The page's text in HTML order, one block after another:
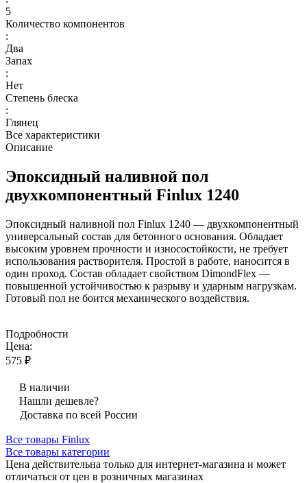
5
Количество компонентов
:
Два
Запах
:
Нет
Степень блеска
:
Глянец
Все характеристики
Описание
Эпоксидный наливной пол
двухкомпонентный Finlux 1240
Эпоксидный наливной пол Finlux 1240 — двухкомпонентный
универсальный состав для бетонного основания. Обладает
высоким уровнем прочности и износостойкости, не требует
использования растворителя. Простой в работе, наносится в
один проход. Состав обладает свойством DimondFlex —
повышенной устойчивостью к разрыву и ударным нагрузкам.
Готовый пол не боится механического воздействия.
Подробности
Цена:
575 ₽
В наличии
Нашли дешевле?
Доставка по всей России
Все товары Finlux
Все товары категории
Цена действительна только для интернет-магазина и может
отличаться от цен в розничных магазинах